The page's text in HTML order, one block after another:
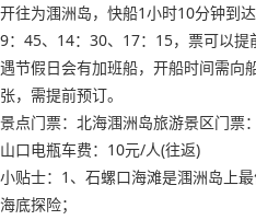
开往为涠洲岛，快船1小时10分钟到
9：45、14：30、17：15，票可以提
遇节假日会有加班船，开船时间需向
张，需提前预订。
景点门票：北海涠洲岛旅游景区门票
山口电瓶车费：10元/人(往返)
小贴士：1、石螺口海滩是涠洲岛上
海底探险；